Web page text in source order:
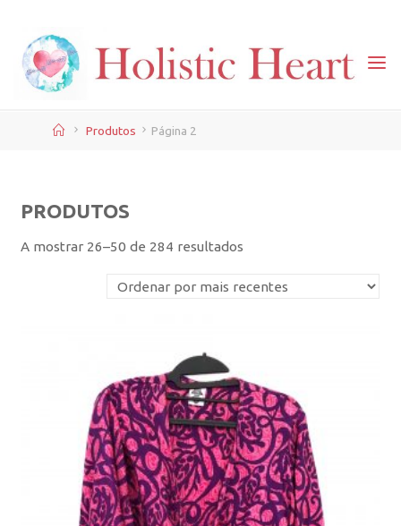
content
HomeProdutos Página 2
PRODUTOS
A mostrar 26–50 de 284 resultados